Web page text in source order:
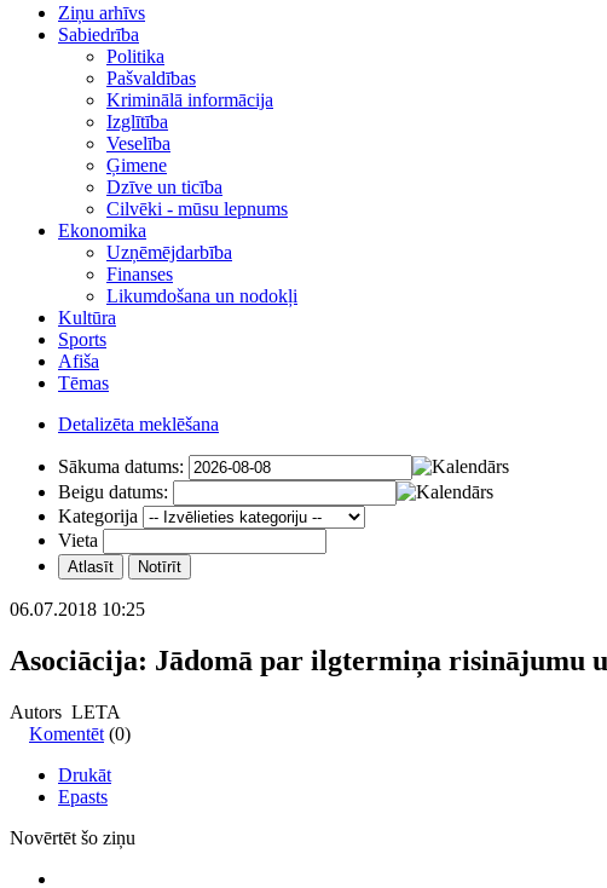
Ziņu arhīvs
Sabiedrība
Politika
Pašvaldības
Kriminālā informācija
Izglītība
Veselība
Ģimene
Dzīve un ticība
Cilvēki - mūsu lepnums
Ekonomika
Uzņēmējdarbība
Finanses
Likumdošana un nodokļi
Kultūra
Sports
Afiša
Tēmas
Detalizēta meklēšana
Sākuma datums:
Beigu datums:
Kategorija
Vieta
06.07.2018 10:25
Asociācija: Jādomā par ilgtermiņa risinājumu
Autors LETA
Komentēt (0)
Drukāt
Epasts
Novērtēt šo ziņu